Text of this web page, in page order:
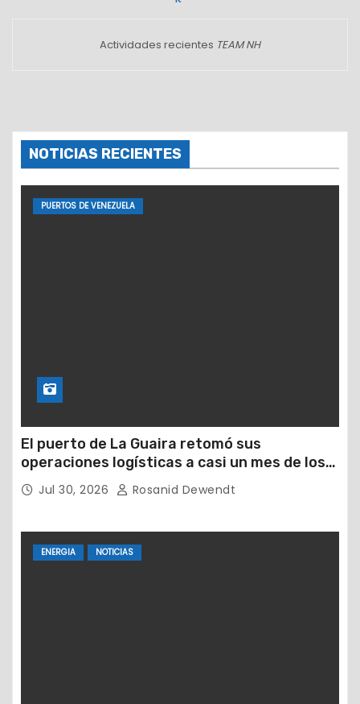
Actividades recientes TEAM NH
NOTICIAS RECIENTES
PUERTOS DE VENEZUELA
El puerto de La Guaira retomó sus
operaciones logísticas a casi un mes de los
devastadores terremotos
Jul 30, 2026 Rosanid Dewendt
ENERGIA NOTICIAS